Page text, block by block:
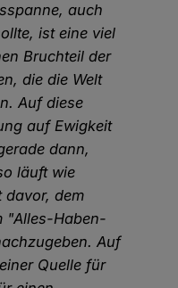
auch
ist eine viel
Bruchteil der
die die Welt
Auf diese
auf Ewigkeit
dann,
läuft wie
davor, dem
"Alles-Haben-
Auf
Quelle für